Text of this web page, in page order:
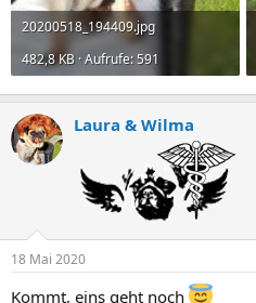
20200518_194409.jpg
482,8 KB · Aufrufe: 591
Laura & Wilma
18 Mai 2020
Kommt, eins geht noch